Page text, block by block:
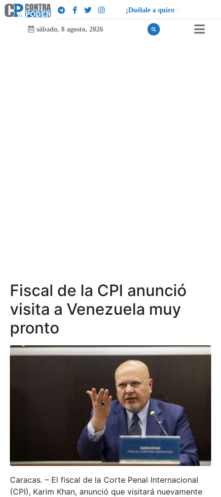
¡Duélale a quien l
sábado, 8 agosto, 2026
Fiscal de la CPI anunció
visita a Venezuela muy
pronto
Caracas. – El fiscal de la Corte Penal Internacional
(CPI), Karim Khan, anunció que visitará nuevamente